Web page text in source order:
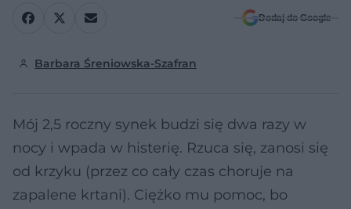
Dodaj do Google
Barbara Śreniowska-Szafran
Mój 2,5 roczny synek budzi się dwa razy w
nocy i wpada w histerię. Rzuca się, zanosi się
od krzyku (przez co cały czas choruje na
zapalene krtani). Ciężko mu pomoc, bo